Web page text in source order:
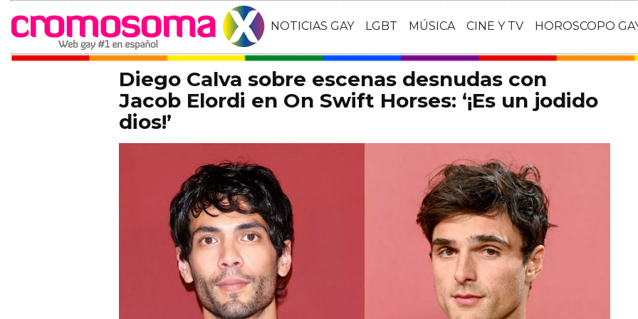
NOTICIAS GAY LGBT MÚSICA CINE Y TV HOROSCOPO
Diego Calva sobre escenas desnudas con
Jacob Elordi en On Swift Horses: ‘¡Es un jodido
dios!’